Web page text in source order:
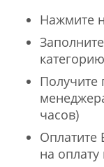
Нажмите
Получите
часов)
на оплату